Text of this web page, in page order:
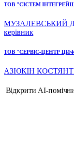
ТОВ "СІСТЕМ
МУЗАЛЕВСЬКИЙ
керівник
ТОВ "СЕРВІС-ЦЕНТР
АЗЮКІН
Відкрити AI-